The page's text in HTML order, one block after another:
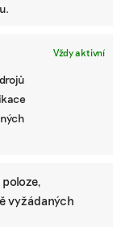
Vždy aktivní
vyžádaných
nám prsty,
problémy s